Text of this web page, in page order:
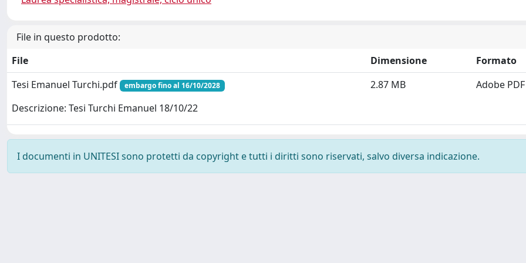
File in questo prodotto:
File
Dimensione
Formato
Tesi Emanuel Turchi.pdf
embargo fino al 16/10/2028
Descrizione: Tesi Turchi Emanuel 18/10/22
2.87 MB Adobe PDF
I documenti in UNITESI sono protetti da copyright e tutti i diritti sono riservati, salvo diversa indicazione.